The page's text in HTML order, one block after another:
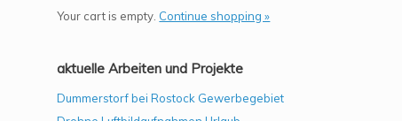
Your cart is empty. Continue shopping »
aktuelle Arbeiten und Projekte
Dummerstorf bei Rostock Gewerbegebiet